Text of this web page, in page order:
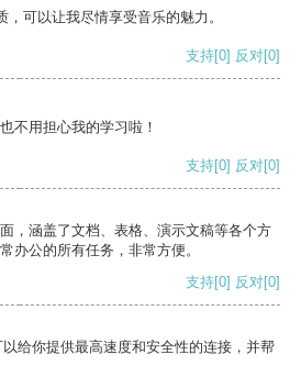
可以让我尽情享受音乐的魅力。
支持[0] 反对[0]
不用担心我的学习啦！
支持[0] 反对[0]
，涵盖了文档、表格、演示文稿等各个方
办公的所有任务，非常方便。
支持[0] 反对[0]
给你提供最高速度和安全性的连接，并帮